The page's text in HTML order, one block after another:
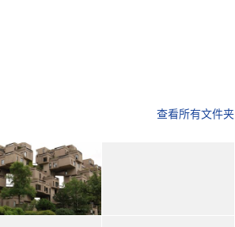
查看所有文件夹